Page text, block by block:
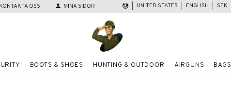
KONTAKTA OSS person MINA SIDOR UNITED STATES ENGLISH SEK
BOOTS & SHOES HUNTING & OUTDOOR AIRGUNS BAGS